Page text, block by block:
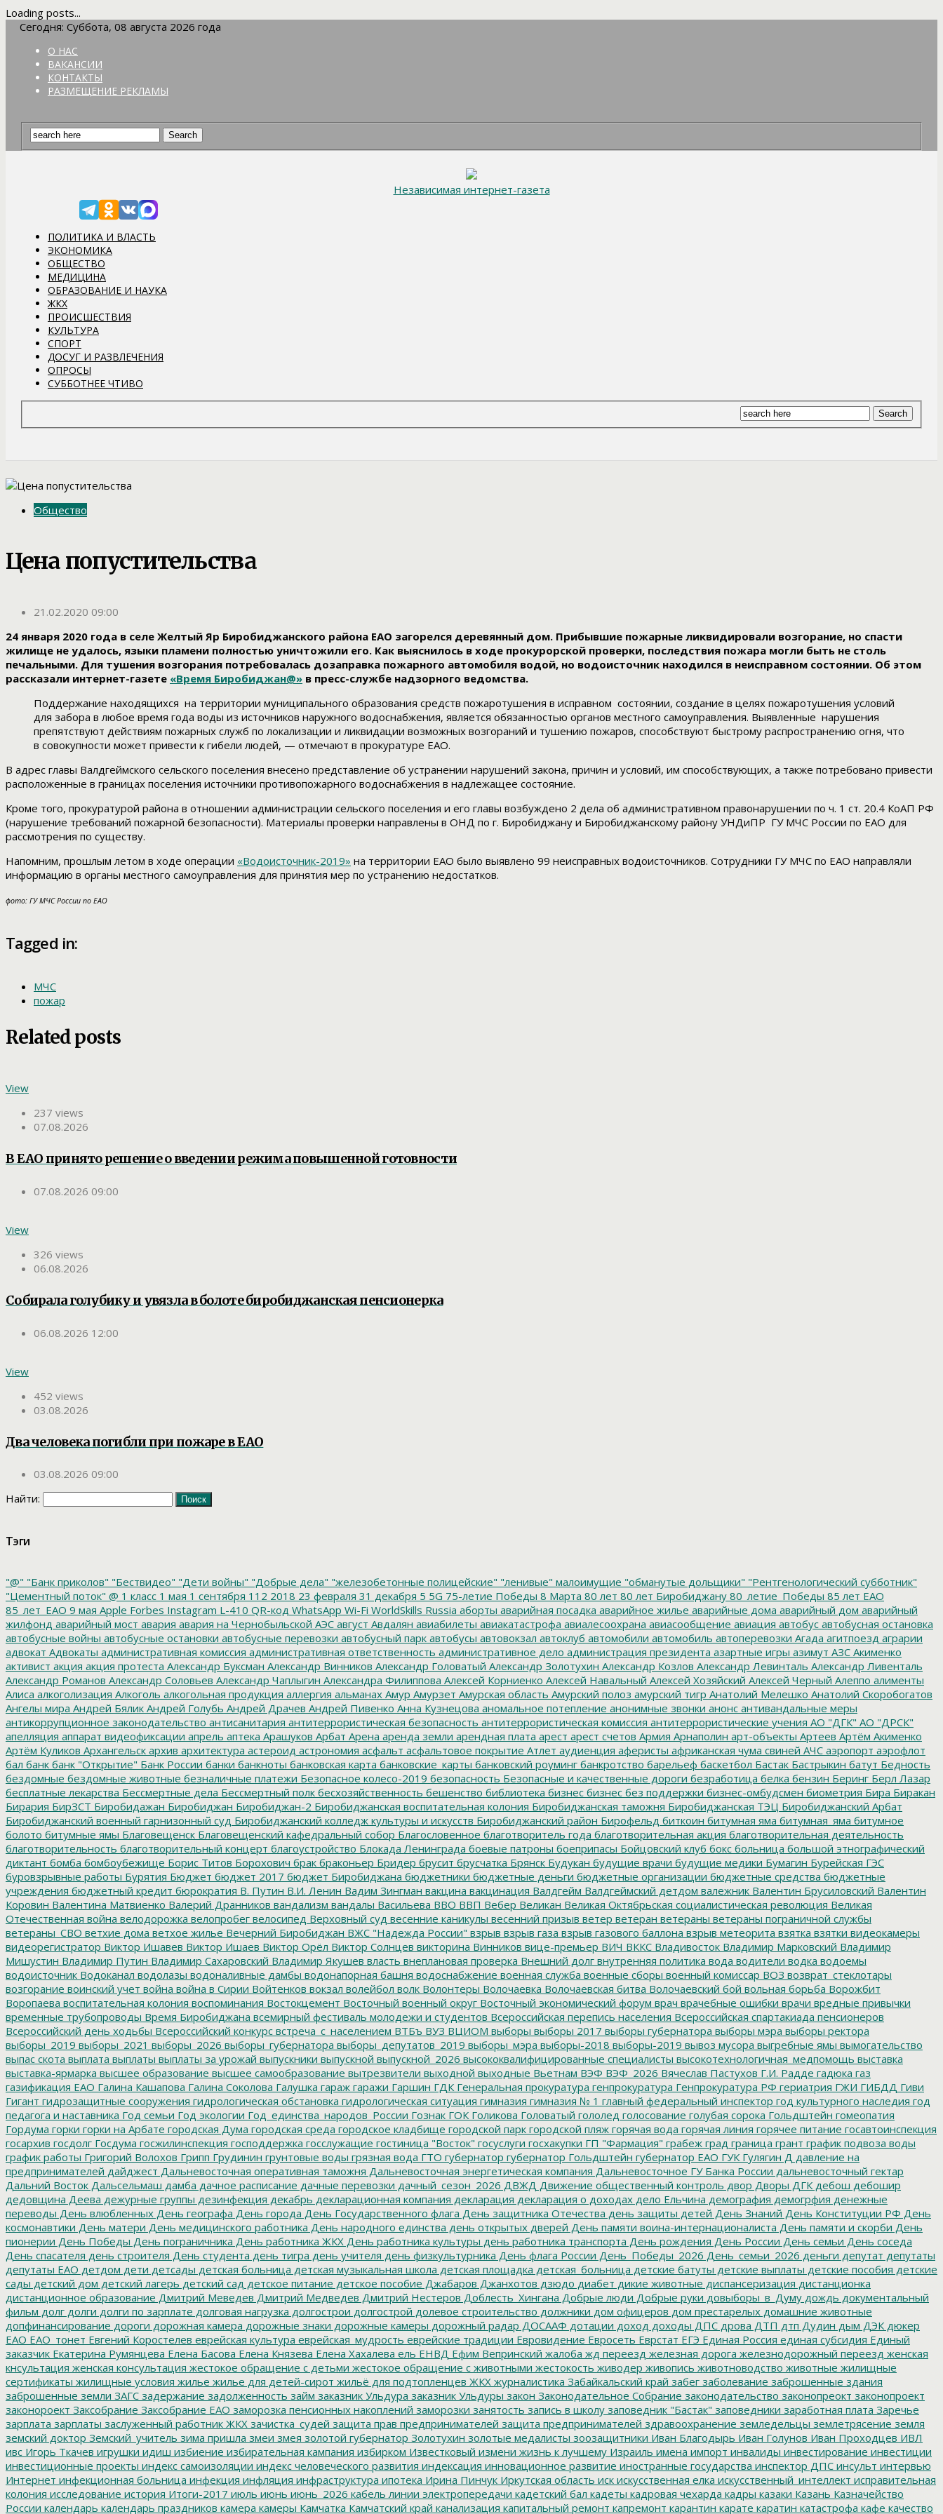
Loading posts...
Сегодня: Суббота, 08 августа 2026 года
О НАС
ВАКАНСИИ
КОНТАКТЫ
РАЗМЕЩЕНИЕ РЕКЛАМЫ
Независимая интернет-газета
ПОЛИТИКА И ВЛАСТЬ
ЭКОНОМИКА
ОБЩЕСТВО
МЕДИЦИНА
ОБРАЗОВАНИЕ И НАУКА
ЖКХ
ПРОИСШЕСТВИЯ
КУЛЬТУРА
СПОРТ
ДОСУГ И РАЗВЛЕЧЕНИЯ
ОПРОСЫ
СУББОТНЕЕ ЧТИВО
Общество
Цена попустительства
21.02.2020 09:00
24 января 2020 года в селе Желтый Яр Биробиджанского района ЕАО загорелся деревянный дом. Прибывшие пожарные ликвидировали возгорание, но спасти
жилище не удалось, языки пламени полностью уничтожили его. Как выяснилось в ходе прокурорской проверки, последствия пожара могли быть не столь
печальными. Для тушения возгорания потребовалась дозаправка пожарного автомобиля водой, но водоисточник находился в неисправном состоянии. Об этом
рассказали интернет-газете «Время Биробиджан@» в пресс-службе надзорного ведомства.
Поддержание находящихся на территории муниципального образования средств пожаротушения в исправном состоянии, создание в целях пожаротушения условий
для забора в любое время года воды из источников наружного водоснабжения, является обязанностью органов местного самоуправления. Выявленные нарушения
препятствуют действиям пожарных служб по локализации и ликвидации возможных возгораний и тушению пожаров, способствуют быстрому распространению огня, что
в совокупности может привести к гибели людей, — отмечают в прокуратуре ЕАО.
В адрес главы Валдгеймского сельского поселения внесено представление об устранении нарушений закона, причин и условий, им способствующих, а также потребовано привести
расположенные в границах поселения источники противопожарного водоснабжения в надлежащее состояние.
Кроме того, прокуратурой района в отношении администрации сельского поселения и его главы возбуждено 2 дела об административном правонарушении по ч. 1 ст. 20.4 КоАП РФ
(нарушение требований пожарной безопасности). Материалы проверки направлены в ОНД по г. Биробиджану и Биробиджанскому району УНДиПР ГУ МЧС России по ЕАО для
рассмотрения по существу.
Напомним, прошлым летом в ходе операции «Водоисточник-2019» на территории ЕАО было выявлено 99 неисправных водоисточников. Сотрудники ГУ МЧС по ЕАО направляли
информацию в органы местного самоуправления для принятия мер по устранению недостатков.
фото: ГУ МЧС России по ЕАО
Tagged in:
МЧС
пожар
Related posts
View
237 views
07.08.2026
В ЕАО принято решение о введении режима повышенной готовности
07.08.2026 09:00
View
326 views
06.08.2026
Собирала голубику и увязла в болоте биробиджанская пенсионерка
06.08.2026 12:00
View
452 views
03.08.2026
Два человека погибли при пожаре в ЕАО
03.08.2026 09:00
Найти:
Тэги
"@" "Банк приколов" "Бествидео" "Дети войны" "Добрые дела" "железобетонные полицейские" "ленивые" малоимущие "обманутые дольщики" "Рентгенологический субботник"
"Цементный поток" @ 1 класс 1 мая 1 сентября 112 2018 23 февраля 31 декабря 5 5G 75-летие Победы 8 Марта 80 лет 80 лет Биробиджану 80_летие_Победы 85 лет ЕАО
85_лет_ЕАО 9 мая Apple Forbes Instagram L-410 QR-код WhatsApp Wi-Fi WorldSkills Russia аборты аварийная посадка аварийное жилье аварийные дома аварийный дом аварийный
жилфонд аварийный мост авария авария на Чернобыльской АЭС август Авдалян авиабилеты авиакатастрофа авиалесоохрана авиасообщение авиация автобус автобусная остановка
автобусные войны автобусные остановки автобусные перевозки автобусный парк автобусы автовокзал автоклуб автомобили автомобиль автоперевозки Агада агитпоезд аграрии
адвокат Адвокаты административная комиссия административная ответственность административное дело администрация президента азартные игры азимут АЗС Акименко
активист акция акция протеста Александр Буксман Александр Винников Александр Головатый Александр Золотухин Александр Козлов Александр Левинталь Александр Ливенталь
Александр Романов Александр Соловьев Александр Чаплыгин Александра Филиппова Алексей Корниенко Алексей Навальный Алексей Хозяйский Алексей Черный Алеппо алименты
Алиса алкоголизация Алкоголь алкогольная продукция аллергия альманах Амур Амурзет Амурская область Амурский полоз амурский тигр Анатолий Мелешко Анатолий Скоробогатов
Ангелы мира Андрей Бялик Андрей Голубь Андрей Драчев Андрей Пивенко Анна Кузнецова аномальное потепление анонимные звонки анонс антивандальные меры
антикоррупционное законодательство антисанитария антитеррористическая безопасность антитеррористическая комиссия антитеррористические учения АО "ДГК" АО "ДРСК"
апелляция аппарат видеофиксации апрель аптека Арашуков Арбат Арена аренда земли арендная плата арест арест счетов Армия Арнаполин арт-объекты Артеев Артём Акименко
Артём Куликов Архангельск архив архитектура астероид астрономия асфальт асфальтовое покрытие Атлет аудиенция аферисты африканская чума свиней АЧС аэропорт аэрофлот
бал банк банк "Открытие" Банк России банки банкноты банковская карта банковские_карты банковский роуминг банкротство барельеф баскетбол Бастак Бастрыкин батут Бедность
бездомные бездомные животные безналичные платежи Безопасное колесо-2019 безопасность Безопасные и качественные дороги безработица белка бензин Беринг Берл Лазар
бесплатные лекарства Бессмертные дела Бессмертный полк бесхозяйственность бешенство библиотека бизнес бизнес без поддержки бизнес-омбудсмен биометрия Бира Биракан
Бирария БирЗСТ Биробидажан Биробиджан Биробиджан-2 Биробиджанская воспитательная колония Биробиджанская таможня Биробиджанская ТЭЦ Биробиджанский Арбат
Биробиджанский военный гарнизонный суд Биробиджанский колледж культуры и искусств Биробиджанский район Бирофельд биткоин битумная яма битумная_яма битумное
болото битумные ямы Благовещенск Благовещенский кафедральный собор Благословенное благотворитель года благотворительная акция благотворительная деятельность
благотворительность благотворительный концерт благоустройство Блокада Ленинграда боевые патроны боеприпасы Бойцовский клуб бокс больница большой этнографический
диктант бомба бомбоубежище Борис Титов Борохович брак браконьер Бридер брусит брусчатка Брянск Будукан будущие врачи будущие медики Бумагин Бурейская ГЭС
буровзрывные работы Бурятия Бюджет бюджет 2017 бюджет Биробиджана бюджетники бюджетные деньги бюджетные организации бюджетные средства бюджетные
учреждения бюджетный кредит бюрократия В. Путин В.И. Ленин Вадим Зингман вакцина вакцинация Валдгейм Валдгеймский детдом валежник Валентин Брусиловский Валентин
Коровин Валентина Матвиенко Валерий Дранников вандализм вандалы Васильева ВВО ВВП Вебер Великан Великая Октябрьская социалистическая революция Великая
Отечественная война велодорожка велопробег велосипед Верховный суд весенние каникулы весенний призыв ветер ветеран ветераны ветераны пограничной службы
ветераны_СВО ветхие дома ветхое жилье Вечерний Биробиджан ВЖС "Надежда России" взрыв взрыв газа взрыв газового баллона взрыв метеорита взятка взятки видеокамеры
видеорегистратор Виктор Ишавев Виктор Ишаев Виктор Орёл Виктор Солнцев викторина Винников вице-премьер ВИЧ ВККС Владивосток Владимир Марковский Владимир
Мишустин Владимир Путин Владимир Сахаровский Владимир Якушев власть внеплановая проверка Внешний долг внутренняя политика вода водители водка водоемы
водоисточник Водоканал водолазы водоналивные дамбы водонапорная башня водоснабжение военная служба военные сборы военный комиссар ВОЗ возврат_стеклотары
возгорание воинский учет война война в Сирии Войтенков вокзал волейбол волк Волонтеры Волочаевка Волочаевская битва Волочаевский бой вольная борьба Ворожбит
Воропаева воспитательная колония воспоминания Востокцемент Восточный военный округ Восточный экономический форум врач врачебные ошибки врачи вредные привычки
временные трубопроводы Время Биробиджана всемирный фестиваль молодежи и студентов Всероссийская перепись населения Всероссийская спартакиада пенсионеров
Всероссийский день ходьбы Всероссийский конкурс встреча_с_населением ВТБъ ВУЗ ВЦИОМ выборы выборы 2017 выборы губернатора выборы мэра выборы ректора
выборы_2019 выборы_2021 выборы_2026 выборы_губернатора выборы_депутатов_2019 выборы_мэра выборы-2018 выборы-2019 вывоз мусора выгребные ямы вымогательство
выпас скота выплата выплаты выплаты за урожай выпускники выпускной выпускной_2026 высококвалифицированные специалисты высокотехнологичная_медпомощь выставка
выставка-ярмарка высшее образование высшее самообразование вытрезвители выходной выходные Вьетнам ВЭФ ВЭФ_2026 Вячеслав Пастухов Г.И. Радде гадюка газ
газификация ЕАО Галина Кашапова Галина Соколова Галушка гараж гаражи Гаршин ГДК Генеральная прокуратура генпрокуратура Генпрокуратура РФ гериатрия ГЖИ ГИБДД Гиви
Гигант гидрозащитные сооружения гидрологическая обстановка гидрологическая ситуация гимназия гимназия № 1 главный федеральный инспектор год культурного наследия год
педагога и наставника Год семьи Год экологии Год_единства_народов_России Гознак ГОК Голикова Головатый гололед голосование голубая сорока Гольдштейн гомеопатия
Гордума горки горки на Арбате городская Дума городская среда городское кладбище городской парк городской пляж горячая вода горячая линия горячее питание госавтоинспекция
госархив госдолг Госдума госжилинспекция господдержка госслужащие гостиница "Восток" госуслуги госхакупки ГП "Фармация" грабеж град граница грант график подвоза воды
график работы Григорий Волохов Грипп Грудинин грунтовые воды грязная вода ГТО губернатор губернатор Гольдштейн губернатор ЕАО ГУК Гулягин Д давление на
предпринимателей дайджест Дальневосточная оперативная таможня Дальневосточная энергетическая компания Дальневосточное ГУ Банка России дальневосточный гектар
Дальний Восток Дальсельмаш дамба дачное расписание дачные перевозки дачный_сезон_2026 ДВЖД Движение общественный контроль двор Дворы ДГК дебош дебошир
дедовщина Деева дежурные группы дезинфекция декабрь декларационная компания декларация декларация о доходах дело Ельчина демография демогрфия денежные
переводы День влюбленных День географа День города День Государственного флага День защитника Отечества день защиты детей День Знаний День Конституции РФ День
космонавтики День матери День медицинского работника День народного единства день открытых дверей День памяти воина-интернационалиста День памяти и скорби День
пионерии День Победы День пограничника День работника ЖКХ День работника культуры день работника транспорта День рождения День России День семьи День соседа
День спасателя день строителя День студента день тигра день учителя день физкультурника День флага России День_Победы_2026 День_семьи_2026 деньги депутат депутаты
депутаты ЕАО детдом дети детсады детская больница детская музыкальная школа детская площадка детская_больница детские батуты детские выплаты детские пособия детские
сады детский дом детский лагерь детский сад детское питание детское пособие Джабаров Джанхотов дзюдо диабет дикие животные диспансеризация дистанционка
дистанционное образование Дмитрий Меведев Дмитрий Медведев Дмитрий Нестеров Доблесть_Хингана Добрые люди Добрые руки довыборы_в_Думу дождь документальный
фильм долг долги долги по зарплате долговая нагрузка долгострои долгострой долевое строительство должники дом офицеров дом престарелых домашние животные
допфинансирование дороги дорожная камера дорожные знаки дорожные камеры дорожный радар ДОСААФ дотации доход доходы ДПС дрова ДТП дтп Дудин дым ДЭК дюкер
ЕАО ЕАО_тонет Евгений Коростелев еврейская культура еврейская_мудрость еврейские традиции Евровидение Евросеть Еврстат ЕГЭ Единая Россия единая субсидия Единый
заказчик Екатерина Румянцева Елена Басова Елена Князева Елена Хахалева ель ЕНВД Ефим Вепринский жалоба жд переезд железная дорога железнодорожный переезд женская
кнсультация женская консультация жестокое обращение с детьми жестокое обращение с животными жестокость живодер живопись животноводство животные жилищные
сертификаты жилищные условия жилье жилье для детей-сирот жильё для подтопленцев ЖКХ журналистика Забайкальский край забег заболевание заброшенные здания
заброшенные земли ЗАГС задержание задолженность займ заказник Ульдура заказник Ульдуры закон Законодательное Собрание законодательство законопреокт законопроект
законороект Заксобрание Заксобрание ЕАО заморозка пенсионных накоплений заморозки занятость запись в школу заповедник "Бастак" заповедники заработная плата Заречье
зарплата зарплаты заслуженный работник ЖКХ зачистка_судей защита прав предпринимателей защита предпринимателей здравоохранение земледельцы землетрясение земля
земский доктор Земский_учитель зима пришла змеи змея золотой губернатор Золотухин золотые медалисты зоозащитники Иван Благодырь Иван Голунов Иван Проходцев ИВЛ
ивс Игорь Ткачев игрушки идиш избиение избирательная кампания избирком Известковый измени жизнь к лучшему Израиль имена импорт инвалиды инвестирование инвестиции
инвестиционные проекты индекс самоизоляции индекс человеческого развития индексация инновационное развитие иностранные государства инспектор ДПС инсульт интервью
Интернет инфекционная больница инфекция инфляция инфраструктура ипотека Ирина Пинчук Иркутская область иск искусственная елка искусственный_интеллект исправительная
колония исследование история Итоги-2017 июль июнь июнь_2026 кабель линии электропередачи кадетский бал кадеты кадровая чехарда кадры казаки Казань Казначейство
России календарь календарь праздников камера камеры Камчатка Камчатский край канализация капитальный ремонт капремонт карантин карате каратин катастрофа кафе качество